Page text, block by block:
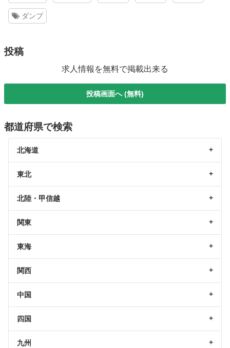
ダンプ
投稿
求人情報を無料で掲載出来る
投稿画面へ (無料)
都道府県で検索
北海道
東北
北陸・甲信越
関東
東海
関西
中国
四国
九州